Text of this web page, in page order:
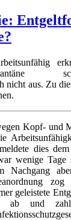
nicht aus. Zu
Kopf- und
dies
wenige Tage
Nachgang
geleistete
ab und